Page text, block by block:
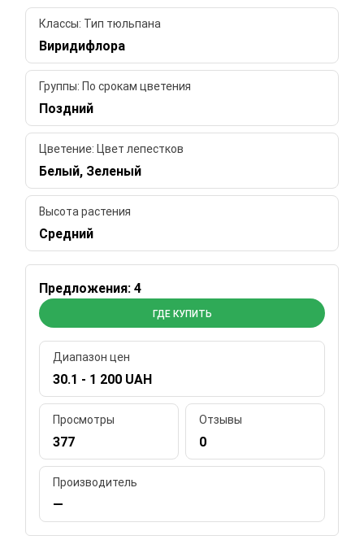
Классы: Тип тюльпана
Виридифлора
Группы: По срокам цветения
Поздний
Цветение: Цвет лепестков
Белый, Зеленый
Высота растения
Средний
Предложения: 4
ГДЕ КУПИТЬ
Диапазон цен
30.1 - 1 200 UAH
Просмотры
377
Отзывы
0
Производитель
—